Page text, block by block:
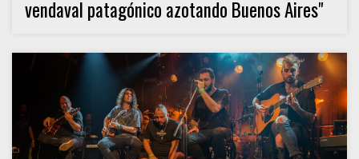
vendaval patagónico azotando Buenos Aires"